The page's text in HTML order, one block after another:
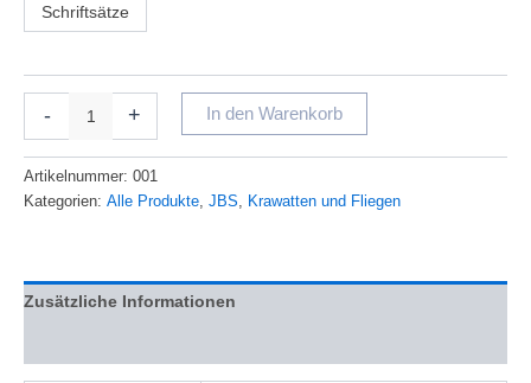
Schriftsätze
- + In den Warenkorb
Artikelnummer: 001
Kategorien: Alle Produkte, JBS, Krawatten und Fliegen
Zusätzliche Informationen